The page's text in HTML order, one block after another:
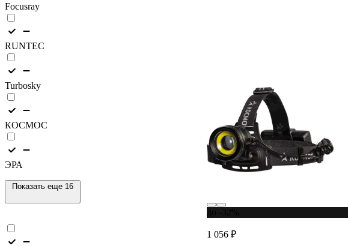
Focusray
RUNTEC
Turbosky
КОСМОС
ЭРА
Показать еще 16
1 056 ₽